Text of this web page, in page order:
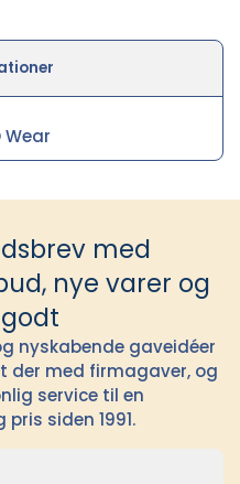
Wear
med
nye varer og
nyskabende gaveidéer
der med firmagaver, og
service til en
siden 1991.